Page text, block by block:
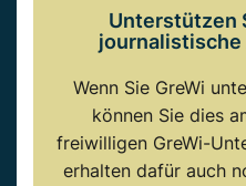
Unterstützen
journalistische
Wenn Sie GreWi
können Sie dies
freiwilligen GreWi-
erhalten dafür auch